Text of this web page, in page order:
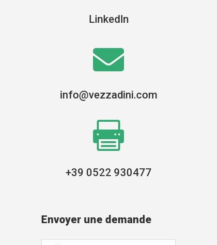
LinkedIn

info@vezzadini.com

+39 0522 930477
Envoyer une demande